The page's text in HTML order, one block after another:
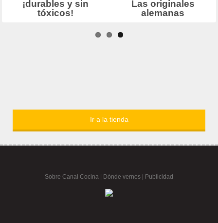
Ir a la tienda
Sobre Canal Cocina Dónde vernos | Publicidad